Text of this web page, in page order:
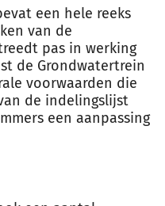
een hele reeks
van de
pas in werking
de Grondwatertrein
voorwaarden die
de indelingslijst
een aanpassing